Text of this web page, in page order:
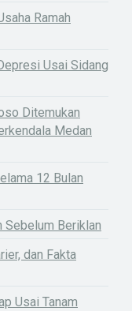
Ramah
Usai Sidang
Ditemukan
Medan
12 Bulan
Sebelum Beriklan
dan Fakta
Usai Tanam